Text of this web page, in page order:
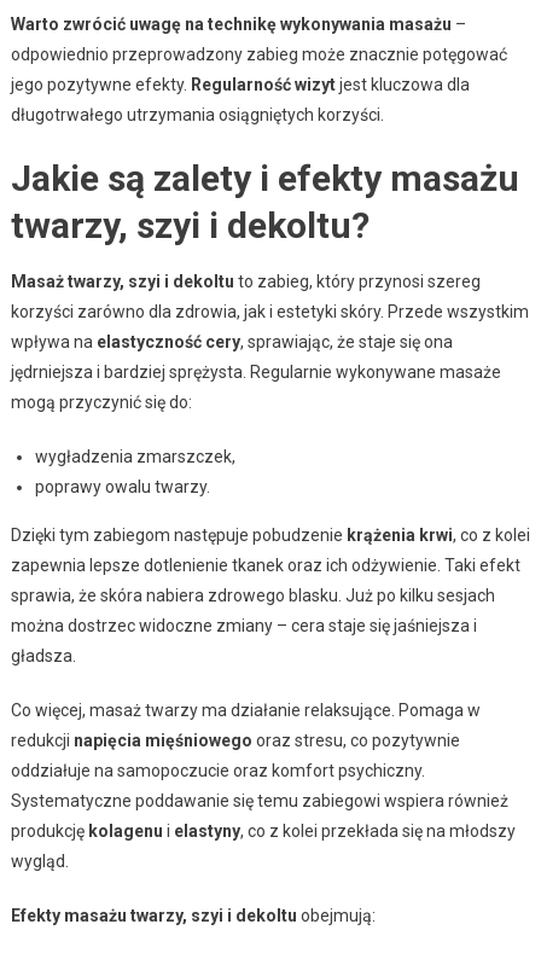
Warto zwrócić uwagę na technikę wykonywania masażu –
odpowiednio przeprowadzony zabieg może znacznie potęgować
jego pozytywne efekty. Regularność wizytjest kluczowa dla
długotrwałego utrzymania osiągniętych korzyści.
Jakie są zalety i efekty masażu
twarzy, szyi i dekoltu?
Masaż twarzy, szyi i dekoltu to zabieg, który przynosi szereg
korzyści zarówno dla zdrowia, jak i estetyki skóry. Przede wszystkim
wpływa na elastyczność cery, sprawiając, że staje się ona
jędrniejsza i bardziej sprężysta. Regularnie wykonywane masaże
mogą przyczynić się do:
wygładzenia zmarszczek,
poprawy owalu twarzy.
Dzięki tym zabiegom następuje pobudzenie krążenia krwi, co z kolei
zapewnia lepsze dotlenienie tkanek oraz ich odżywienie. Taki efekt
sprawia, że skóra nabiera zdrowego blasku. Już po kilku sesjach
można dostrzec widoczne zmiany – cera staje się jaśniejsza i
gładsza.
Co więcej, masaż twarzy ma działanie relaksujące. Pomaga w
redukcji napięcia mięśniowego oraz stresu, co pozytywnie
oddziałuje na samopoczucie oraz komfort psychiczny.
Systematyczne poddawanie się temu zabiegowi wspiera również
produkcję kolagenu i elastyny, co z kolei przekłada się na młodszy
wygląd.
Efekty masażu twarzy, szyi i dekoltu obejmują: